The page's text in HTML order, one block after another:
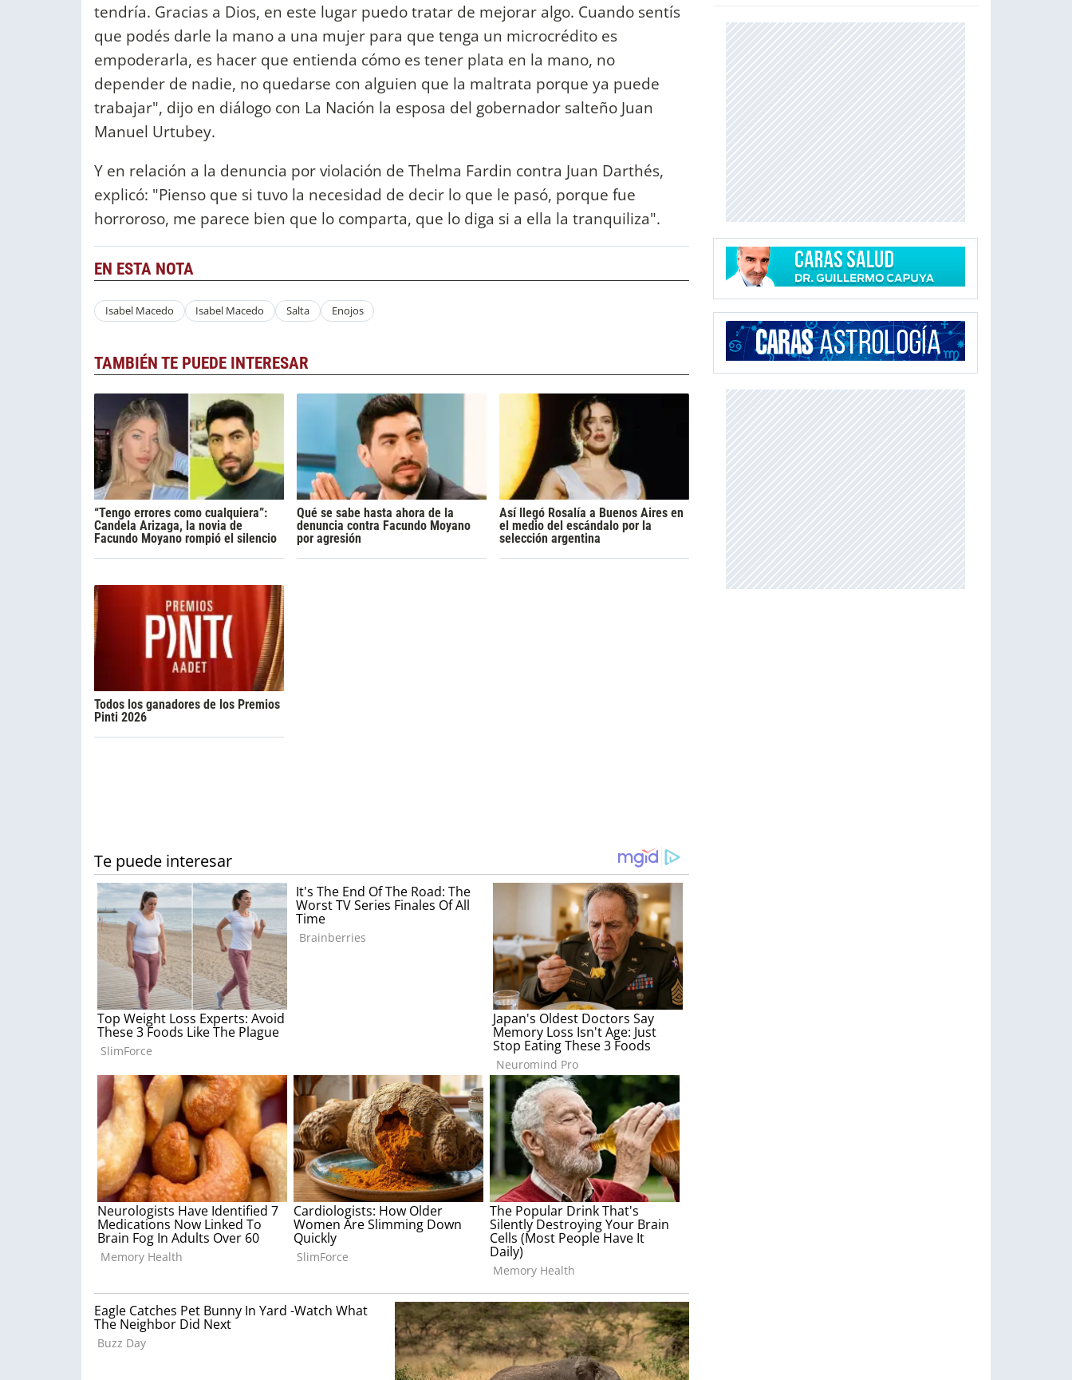
tendría. Gracias a Dios, en este lugar puedo tratar de mejorar algo. Cuando sentís
que podés darle la mano a una mujer para que tenga un microcrédito es
empoderarla, es hacer que entienda cómo es tener plata en la mano, no
depender de nadie, no quedarse con alguien que la maltrata porque ya puede
trabajar", dijo en diálogo con La Nación la esposa del gobernador salteño Juan
Manuel Urtubey.
Y en relación a la denuncia por violación de Thelma Fardin contra Juan Darthés,
explicó: "Pienso que si tuvo la necesidad de decir lo que le pasó, porque fue
horroroso, me parece bien que lo comparta, que lo diga si a ella la tranquiliza".
EN ESTA NOTA
Isabel Macedo Isabel Macedo Salta Enojos
TAMBIÉN TE PUEDE INTERESAR
“Tengo errores como cualquiera”:
Candela Arizaga, la novia de
Facundo Moyano rompió el silencio
Qué se sabe hasta ahora de la
denuncia contra Facundo Moyano
por agresión
Así llegó Rosalía a Buenos Aires en
el medio del escándalo por la
selección argentina
Todos los ganadores de los Premios
Pinti 2026